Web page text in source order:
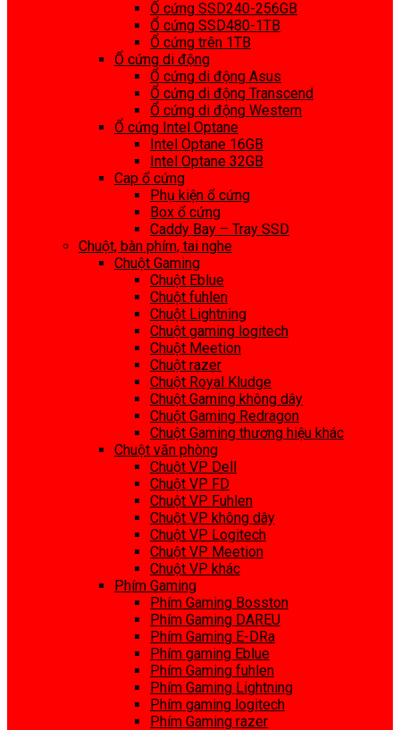
Ổ cứng SSD240-256GB
Ổ cứng SSD480-1TB
Ổ cứng trên 1TB
Ổ cứng di động
Ổ cứng di động Asus
Ổ cứng di động Transcend
Ổ cứng di động Western
Ổ cứng Intel Optane
Intel Optane 16GB
Intel Optane 32GB
Cap ổ cứng
Phụ kiện ổ cứng
Box ổ cứng
Caddy Bay – Tray SSD
Chuột, bàn phím, tai nghe
Chuột Gaming
Chuột Eblue
Chuột fuhlen
Chuột Lightning
Chuột gaming logitech
Chuột Meetion
Chuột razer
Chuột Royal Kludge
Chuột Gaming không dây
Chuột Gaming Redragon
Chuột Gaming thương hiệu khác
Chuột văn phòng
Chuột VP Dell
Chuột VP FD
Chuột VP Fuhlen
Chuột VP không dây
Chuột VP Logitech
Chuột VP Meetion
Chuột VP khác
Phím Gaming
Phím Gaming Bosston
Phím Gaming DAREU
Phím Gaming E-DRa
Phím gaming Eblue
Phím Gaming fuhlen
Phím Gaming Lightning
Phím gaming logitech
Phím Gaming razer